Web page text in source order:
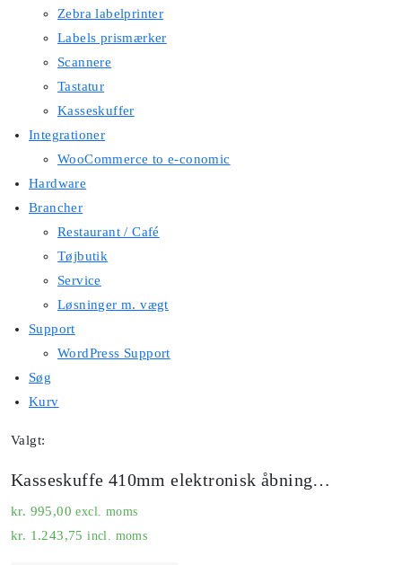
Zebra labelprinter
Labels prismærker
Scannere
Tastatur
Kasseskuffer
Integrationer
WooCommerce to e-conomic
Hardware
Brancher
Restaurant / Café
Tøjbutik
Service
Løsninger m. vægt
Support
WordPress Support
Søg
Kurv
Valgt:
Kasseskuffe 410mm elektronisk åbning…
kr. 995,00 excl. moms
kr. 1.243,75 incl. moms